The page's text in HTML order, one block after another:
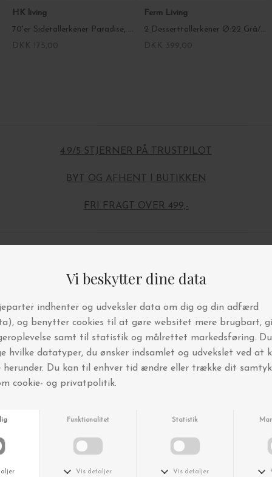
HK living
70'er Sidetallerkener Paradise, 2 stk.
Ferm Living
2 Desserttallerkener Ø:22 Grå/Hvid
4.9/5 STJERNER PÅ TRUSTPILOT
BYT OG AFHENT I BUTIKKEN
FRI FRAGT OVER 499,-
Andre købte også